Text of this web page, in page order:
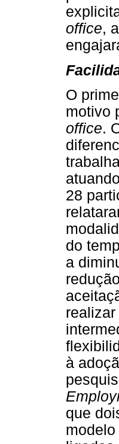
office,
O
motivo
office.
28
do
a
à
que
modelo